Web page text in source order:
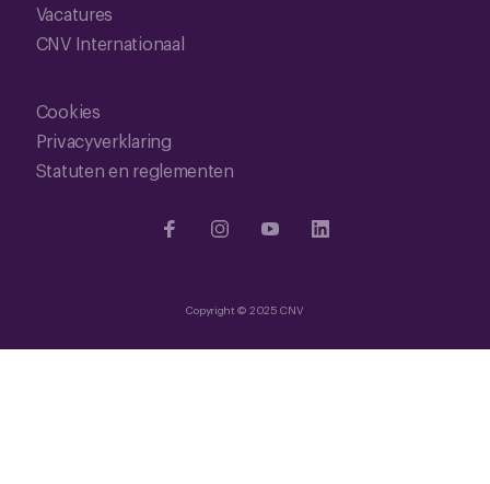
Vacatures
CNV Internationaal
Cookies
Privacyverklaring
Statuten en reglementen
Copyright © 2025 CNV